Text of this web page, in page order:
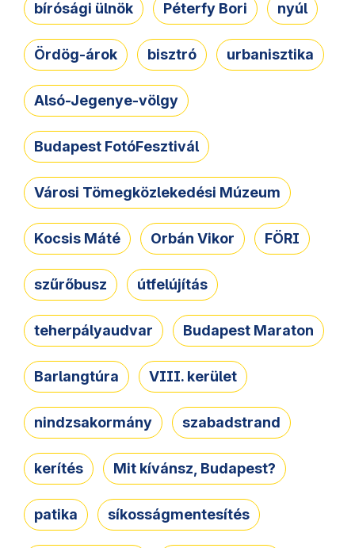
bírósági ülnök Péterfy Bori nyúl
Ördög-árok bisztró urbanisztika
Alsó-Jegenye-völgy
Budapest FotóFesztivál
Városi Tömegközlekedési Múzeum
Kocsis Máté Orbán Vikor FÖRI
szűrőbusz útfelújítás
teherpályaudvar Budapest Maraton
Barlangtúra VIII. kerület
nindzsakormány szabadstrand
kerítés Mit kívánsz, Budapest?
patika síkosságmentesítés